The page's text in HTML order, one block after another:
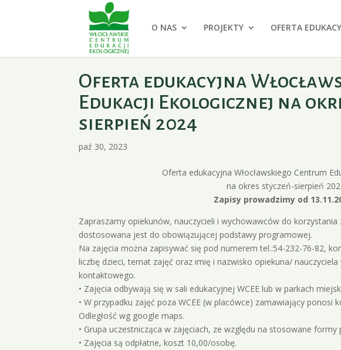
O NAS PROJEKTY OFERTA
Oferta edukacyjna
Edukacji Ekologicznej na
sierpień 2024
paź 30, 2023
Oferta edukacyjna Włocławskiego Centrum
na okres styczeń-sierpień
Zapisy prowadzimy od
Zapraszamy opiekunów, nauczycieli i wychowawców do
dostosowana jest do obowiązującej podstawy programowej.
Na zajęcia można zapisywać się pod numerem tel.:54-232-76-82,
liczbę dzieci, temat zajęć oraz imię i nazwisko opiekuna/
kontaktowego.
• Zajęcia odbywają się w sali edukacyjnej WCEE lub w parkach
• W przypadku zajęć poza WCEE (w placówce) zamawiający
Odległość wg google maps.
• Grupa uczestnicząca w zajęciach, ze względu na stosowane
• Zajęcia są odpłatne, koszt 10,00/osobę.